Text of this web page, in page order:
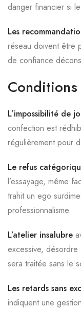
danger financier si
Les
réseau doivent être
de confiance
L’impossibilité de
confection est
régulièrement pour
Le refus
l’essayage, même
trahit un ego
professionnalisme.
L’atelier insalubre
excessive,
sera traitée sans le
Les retards sans
indiquent une